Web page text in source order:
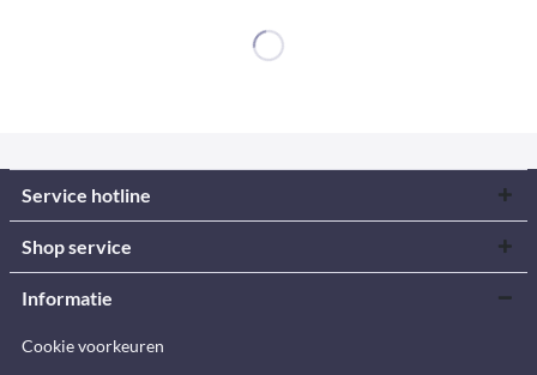
Service hotline
Shop service
Informatie
Cookie voorkeuren